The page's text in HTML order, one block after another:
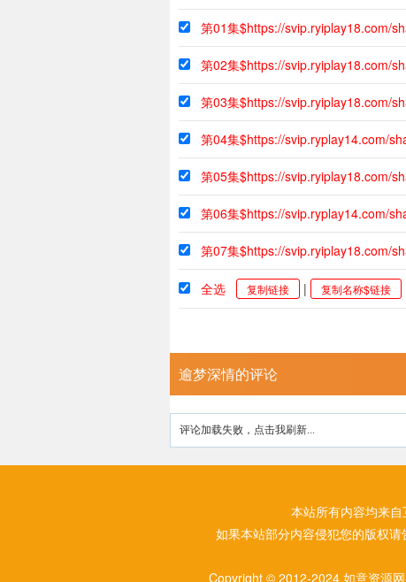
第01集$https://svip.ryiplay18.com/
第02集$https://svip.ryiplay18.com/
第03集$https://svip.ryiplay18.com/
第04集$https://svip.ryplay14.com/
第05集$https://svip.ryiplay18.com/
第06集$https://svip.ryplay14.com/
第07集$https://svip.ryiplay18.com/
全选 复制链接 | 复制名称$链接
逾梦深情的评论
评论加载失败，点击我刷新...
本站所有内容均来
如果本站部分内容侵犯您的版权
Copyright © 2012-2024 如意资源